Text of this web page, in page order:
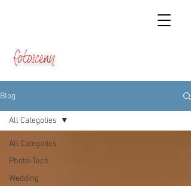
fotosceny
Blog
All Categoties
Photo-Tech
Wedding
All Categoties